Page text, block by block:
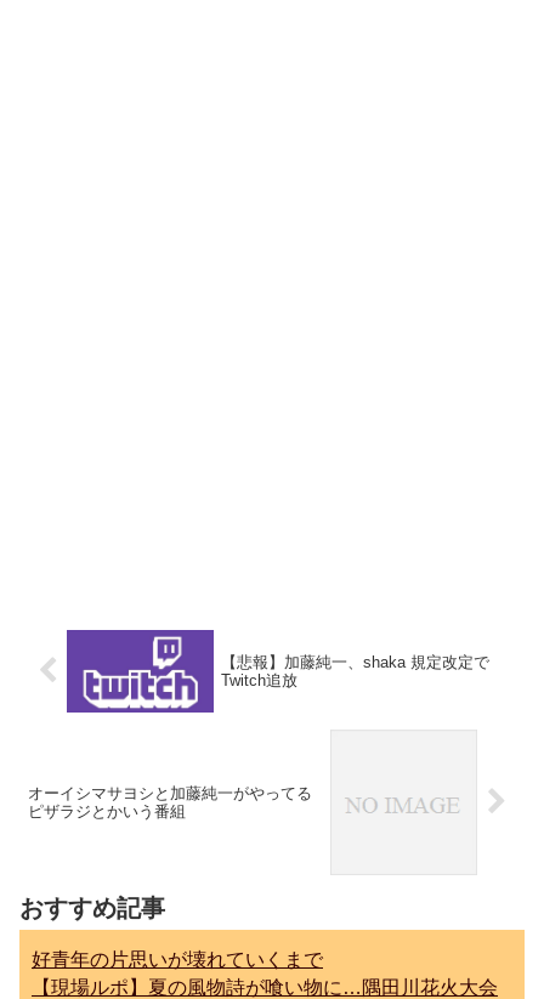
【悲報】加藤純一、shaka 規定改定で
Twitch追放
オーイシマサヨシと加藤純一がやってる
ピザラジとかいう番組
おすすめ記事
好青年の片思いが壊れていくまで
【現場ルポ】夏の風物詩が喰い物に…隅田川花火大会